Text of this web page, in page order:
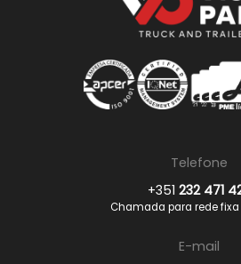
Telefone
+351 232 471
Chamada para rede
E-mail